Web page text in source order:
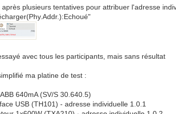
après plusieurs tentatives pour attribuer l'adresse
avec tous les participants, mais sans résultat
ma platine de test :
640mA (SV/S 30.640.5)
USB (TH101) - adresse individuelle 1.0.1